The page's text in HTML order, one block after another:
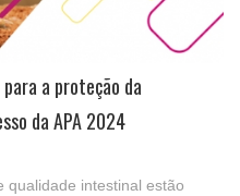
a proteção da
da APA 2024
qualidade intestinal estão